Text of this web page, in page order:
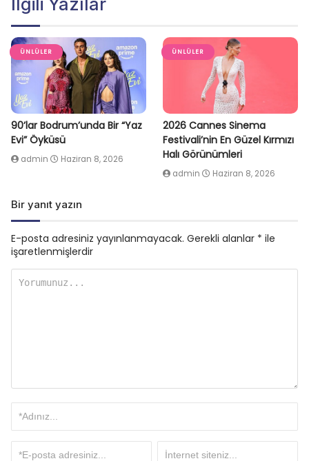
İlgili Yazılar
ÜNLÜLER
90’lar Bodrum’unda Bir “Yaz
Evi” Öyküsü
admin Haziran 8, 2026
ÜNLÜLER
2026 Cannes Sinema
Festivali’nin En Güzel Kırmızı
Halı Görünümleri
admin Haziran 8, 2026
Bir yanıt yazın
E-posta adresiniz yayınlanmayacak. Gerekli alanlar * ile
işaretlenmişlerdir